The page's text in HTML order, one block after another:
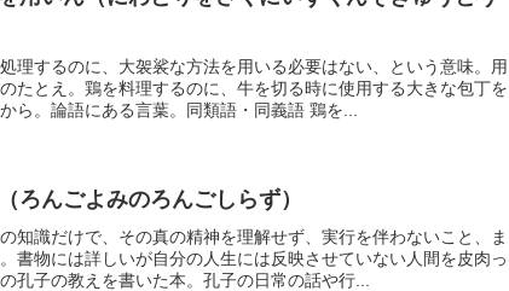
理するのに、大袈裟な方法を用いる必要はない、という意味。用
たとえ。鶏を料理するのに、牛を切る時に使用する大きな包丁を
ら。論語にある言葉。同類語・同義語 鶏を...
ろんごよみのろんごしらず）
知識だけで、その真の精神を理解せず、実行を伴わないこと、ま
書物には詳しいが自分の人生には反映させていない人間を皮肉っ
孔子の教えを書いた本。孔子の日常の話や行...